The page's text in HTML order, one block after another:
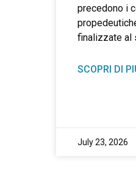
precedono i
finalizzate al
SCOPRI DI
July 23, 2026